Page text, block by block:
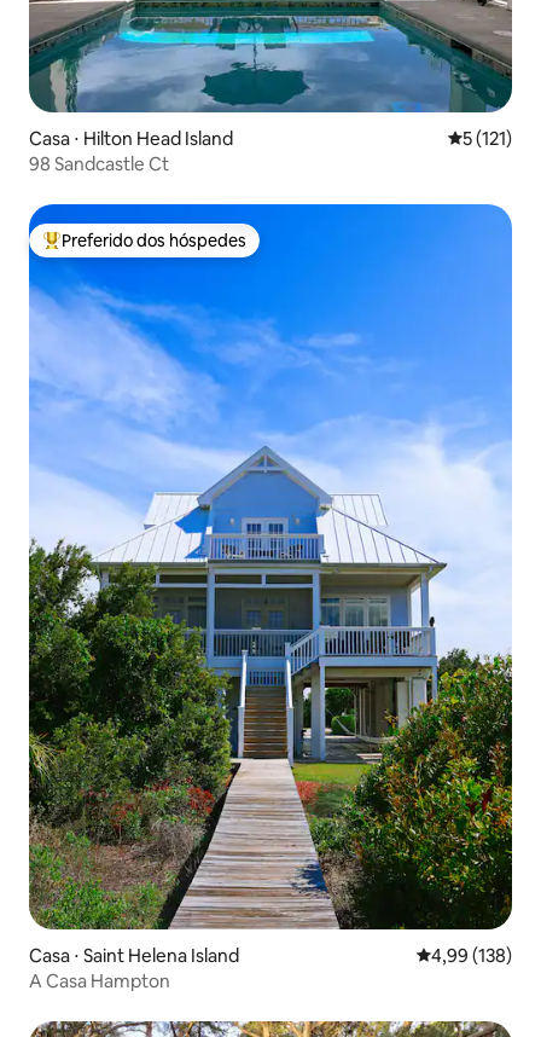
Casa ⋅ Hilton Head Island 5 de uma
5 (121)
98 Sandcastle Ct
Entre os melhores preferidos dos hóspedes
Preferido dos hóspedes
Casa ⋅ Saint Helena Island 4,99 de uma
4,99 (138)
A Casa Hampton